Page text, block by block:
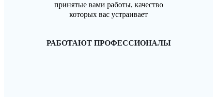
принятые вами работы, качество
которых вас устраивает
РАБОТАЮТ ПРОФЕССИОНАЛЫ